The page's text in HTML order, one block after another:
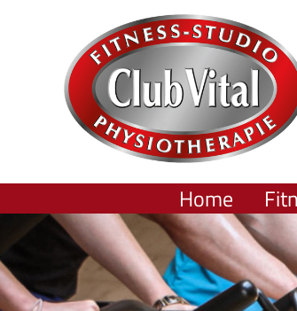
Home